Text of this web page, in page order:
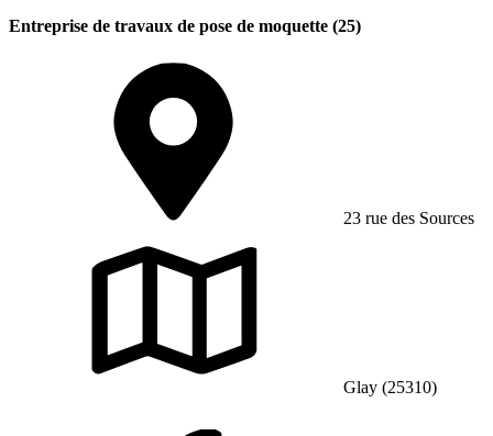
Entreprise de travaux de pose de moquette (25)
23 rue des Sources
Glay (25310)